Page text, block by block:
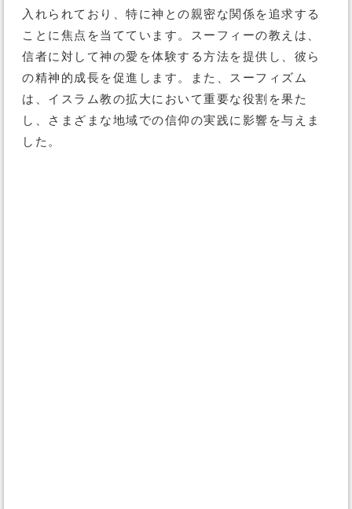
入れられており、特に神との親密な関係を追求する
ことに焦点を当てています。スーフィーの教えは、
信者に対して神の愛を体験する方法を提供し、彼ら
の精神的成長を促進します。また、スーフィズム
は、イスラム教の拡大において重要な役割を果た
し、さまざまな地域での信仰の実践に影響を与えま
した。